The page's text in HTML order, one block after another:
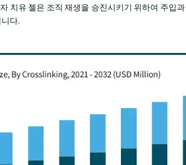
치유 젤은 조직 재생을 승진시키기 위하여 주입
다.